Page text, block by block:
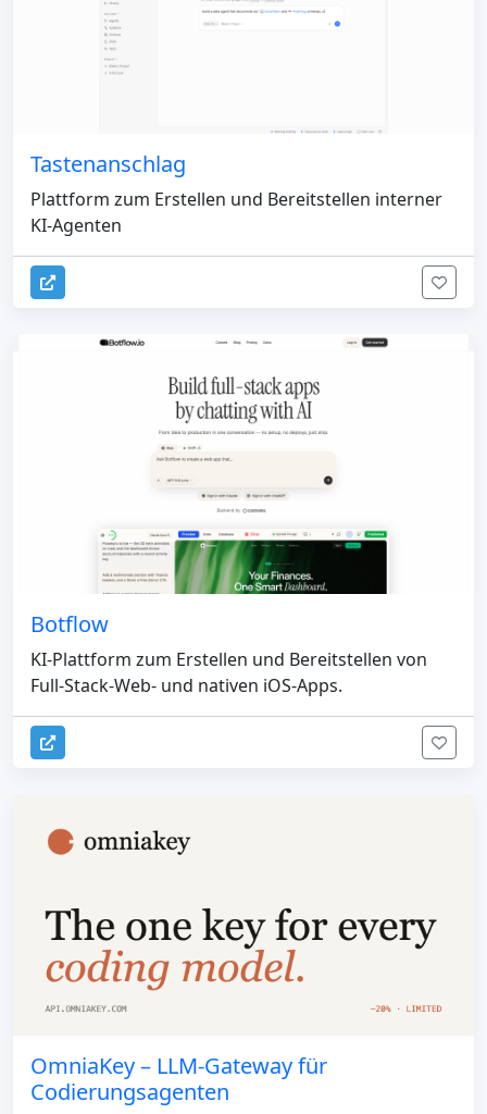
Tastenanschlag
Plattform zum Erstellen und Bereitstellen interner
KI-Agenten
Botflow
KI-Plattform zum Erstellen und Bereitstellen von
Full-Stack-Web- und nativen iOS-Apps.
OmniaKey – LLM-Gateway für
Codierungsagenten